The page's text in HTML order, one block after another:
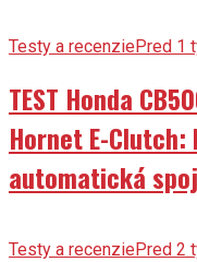
Testy a recenziePred 1
TEST Honda
Hornet E-
automatická
Testy a recenziePred 2